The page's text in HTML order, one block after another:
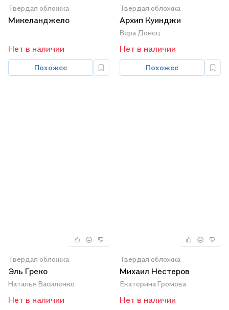
Твердая обложка
Микеланджело
Нет в наличии
Похожее
Твердая обложка
Архип Куинджи
Вера Донец
Нет в наличии
Похожее
Твердая обложка
Эль Греко
Наталья Василенко
Нет в наличии
Твердая обложка
Михаил Нестеров
Екатерина Громова
Нет в наличии